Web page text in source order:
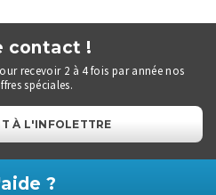
contact !
recevoir 2 à 4 fois par année nos
spéciales.
À L'INFOLETTRE
?